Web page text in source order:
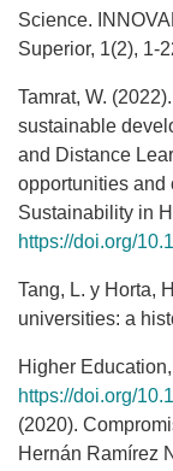
Science.
Superior, 1(2), 1-
Tamrat, W.
sustainable
and Distance
opportunities and
Sustainability in
https://doi.org/
Tang, L. y Horta,
universities: a
Higher
https://doi.org/
(2020).
Hernán Ramírez